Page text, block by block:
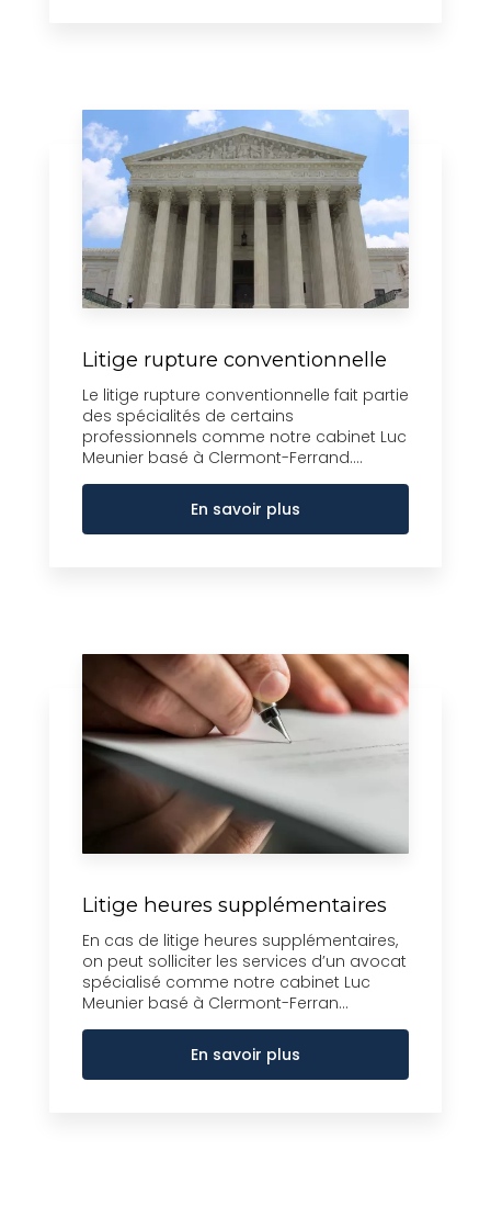
Litige rupture conventionnelle
Le litige rupture conventionnelle fait partie
des spécialités de certains
professionnels comme notre cabinet Luc
Meunier basé à Clermont-Ferrand....
En savoir plus
Litige heures supplémentaires
En cas de litige heures supplémentaires,
on peut solliciter les services d’un avocat
spécialisé comme notre cabinet Luc
Meunier basé à Clermont-Ferran...
En savoir plus